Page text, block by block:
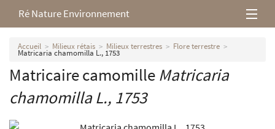
Ré Nature Environnement
L’association
Milieux rétais
Nos parutions
Accueil Milieux rétais Milieux terrestres Flore terrestre
Matricaria chamomilla L., 1753
Matricaire camomille Matricaria
chamomillaL., 1753